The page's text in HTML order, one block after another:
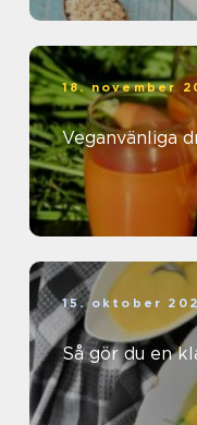
18. november
Veganvänliga
15. oktober
Så gör du en